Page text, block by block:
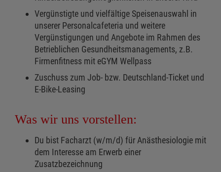
Vergünstigte und vielfältige Speisenauswahl in
unserer Personalcafeteria und weitere
Vergünstigungen und Angebote im Rahmen des
Betrieblichen Gesundheitsmanagements, z.B.
Firmenfitness mit eGYM Wellpass
Zuschuss zum Job- bzw. Deutschland-Ticket und
E-Bike-Leasing
Was wir uns vorstellen:
Du bist Facharzt (w/m/d) für Anästhesiologie mit
dem Interesse am Erwerb einer
Zusatzbezeichnung